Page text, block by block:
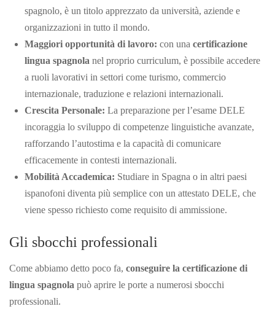
spagnolo, è un titolo apprezzato da università, aziende e
organizzazioni in tutto il mondo.
Maggiori opportunità di lavoro: con una certificazione
lingua spagnola nel proprio curriculum, è possibile accedere
a ruoli lavorativi in settori come turismo, commercio
internazionale, traduzione e relazioni internazionali.
Crescita Personale: La preparazione per l’esame DELE
incoraggia lo sviluppo di competenze linguistiche avanzate,
rafforzando l’autostima e la capacità di comunicare
efficacemente in contesti internazionali.
Mobilità Accademica: Studiare in Spagna o in altri paesi
ispanofoni diventa più semplice con un attestato DELE, che
viene spesso richiesto come requisito di ammissione.
Gli sbocchi professionali
Come abbiamo detto poco fa, conseguire la certificazione di
lingua spagnola può aprire le porte a numerosi sbocchi
professionali.